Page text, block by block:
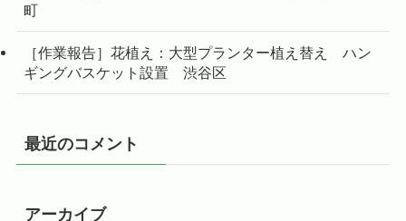
町
［作業報告］花植え：大型プランター植え替え ハン
ギングバスケット設置 渋谷区
最近のコメント
アーカイブ